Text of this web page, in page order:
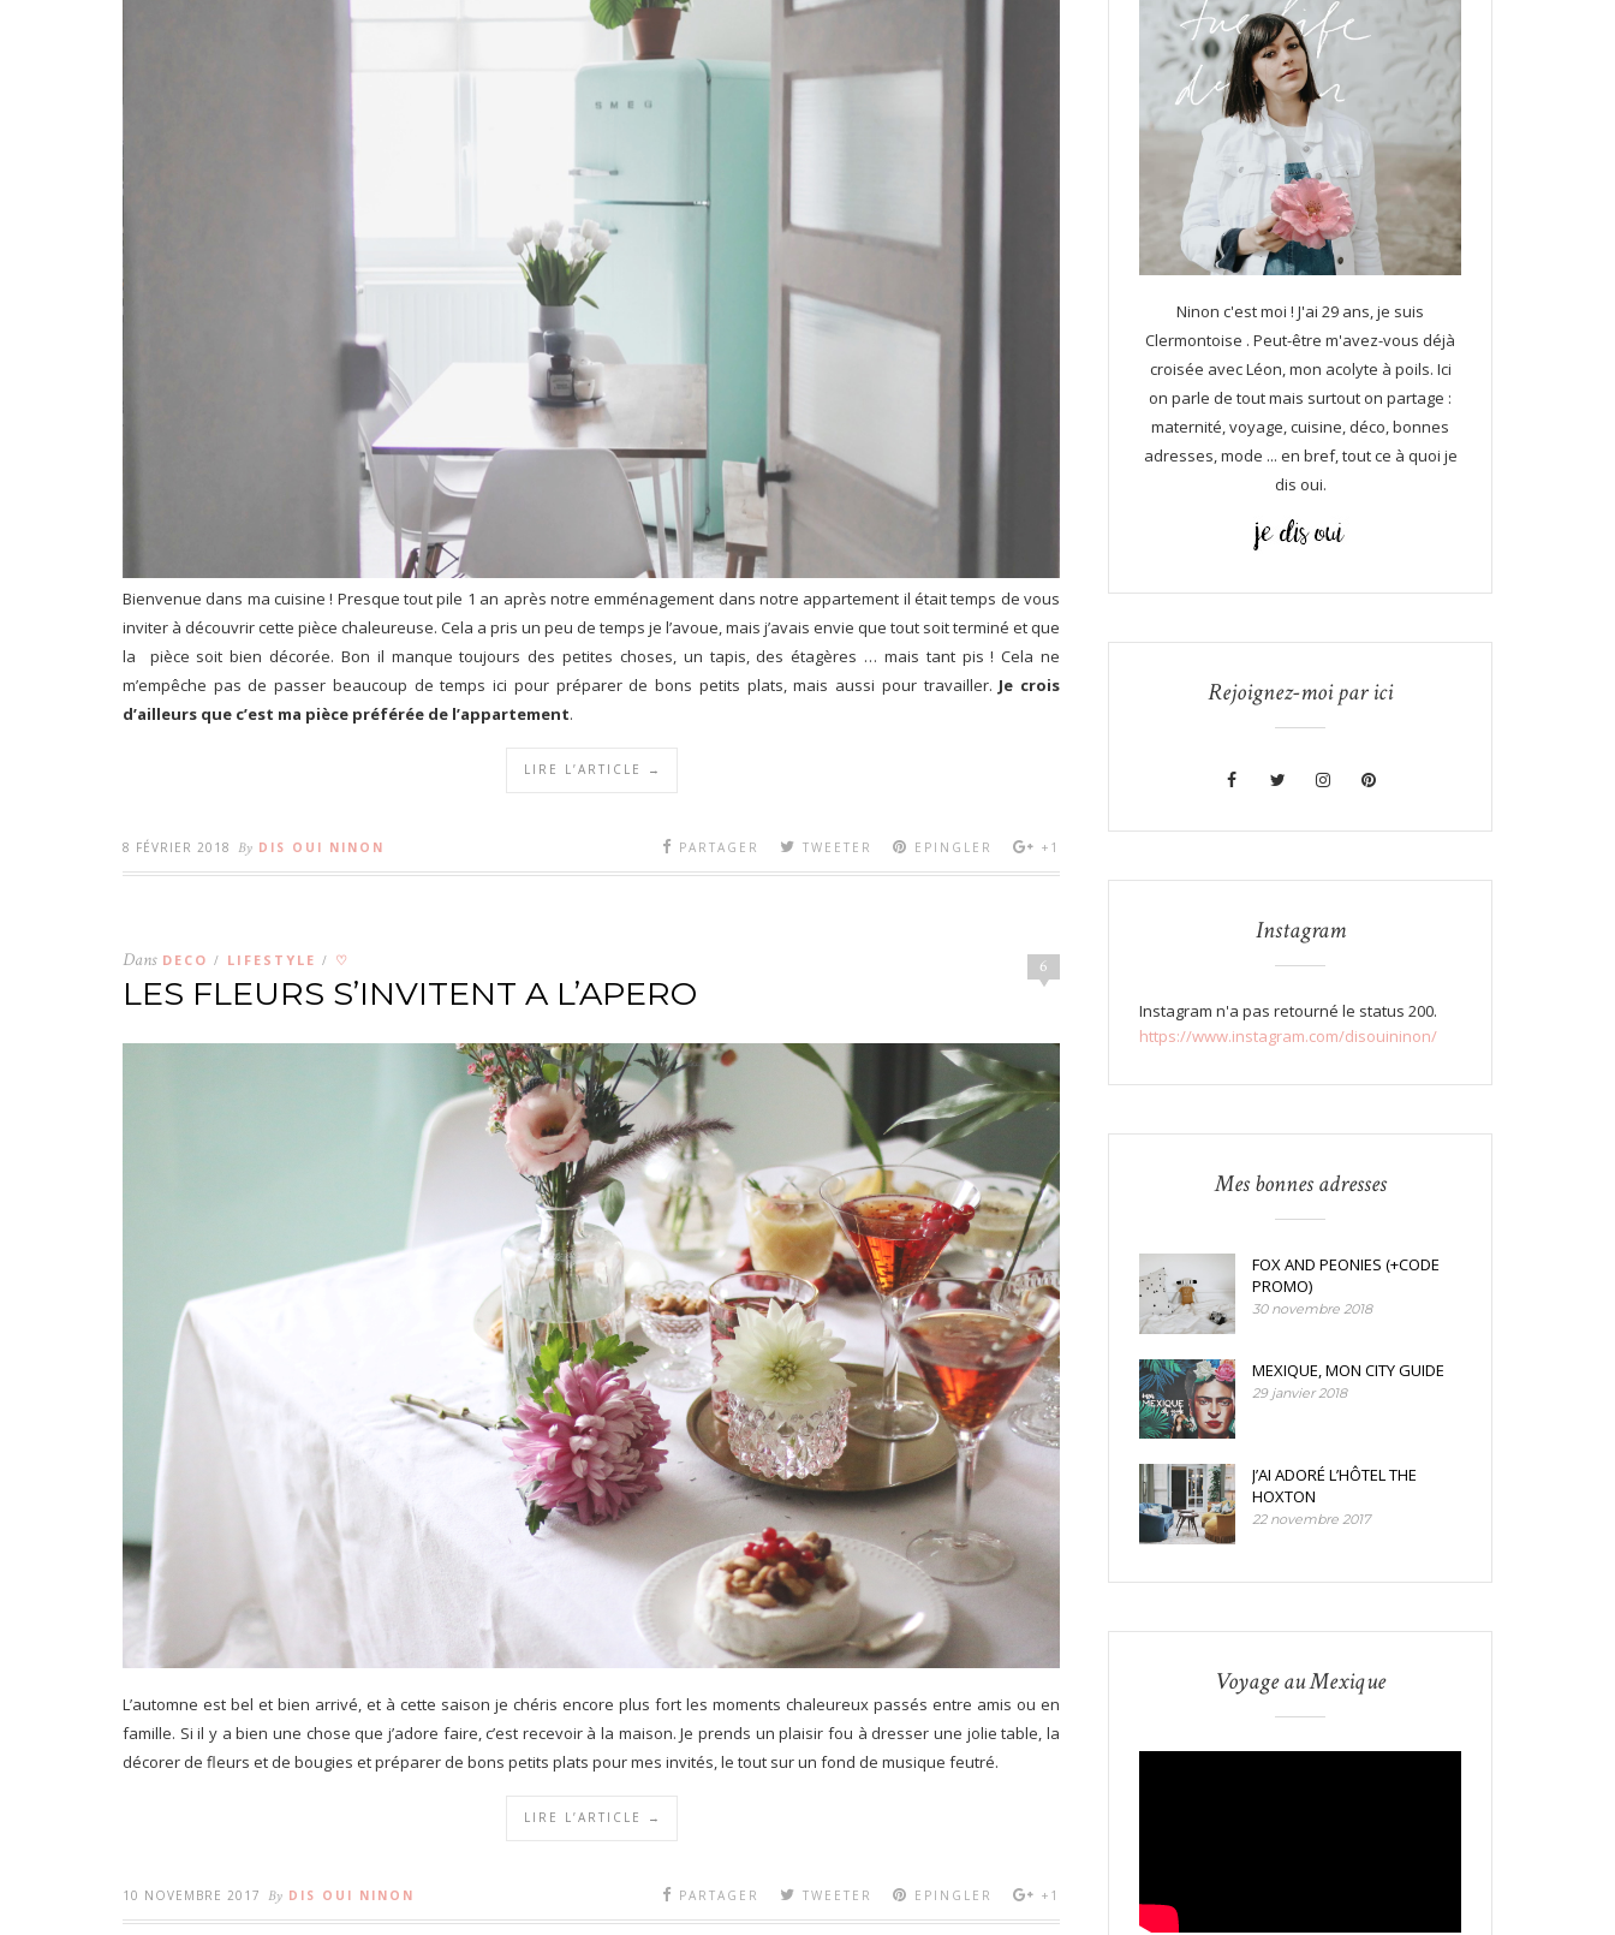
Bienvenue dans ma cuisine ! Presque tout pile 1 an après notre emménagement dans notre appartement il était temps de vous
inviter à découvrir cette pièce chaleureuse. Cela a pris un peu de temps je l’avoue, mais j’avais envie que tout soit terminé et que
la pièce soit bien décorée. Bon il manque toujours des petites choses, un tapis, des étagères … mais tant pis ! Cela ne
m’empêche pas de passer beaucoup de temps ici pour préparer de bons petits plats, mais aussi pour travailler. Je crois
d’ailleurs que c’est ma pièce préférée de l’appartement.
LIRE L’ARTICLE →
8 FÉVRIER 2018 By DIS OUI NINON PARTAGER TWEETER EPINGLER +1
6
Dans DECO / LIFESTYLE / ♡
LES FLEURS S’INVITENT A L’APERO
L’automne est bel et bien arrivé, et à cette saison je chéris encore plus fort les moments chaleureux passés entre amis ou en
famille. Si il y a bien une chose que j’adore faire, c’est recevoir à la maison. Je prends un plaisir fou à dresser une jolie table, la
décorer de fleurs et de bougies et préparer de bons petits plats pour mes invités, le tout sur un fond de musique feutré.
LIRE L’ARTICLE →
10 NOVEMBRE 2017 By DIS OUI NINON PARTAGER TWEETER EPINGLER +1
Ninon c'est moi ! J'ai 29 ans, je suis
Clermontoise . Peut-être m'avez-vous déjà
croisée avec Léon, mon acolyte à poils. Ici
on parle de tout mais surtout on partage :
maternité, voyage, cuisine, déco, bonnes
adresses, mode ... en bref, tout ce à quoi je
dis oui.
Rejoignez-moi par ici
Instagram
Instagram n'a pas retourné le status 200.
https://www.instagram.com/disouininon/
Mes bonnes adresses
FOX AND PEONIES (+CODE
PROMO)
30 novembre 2018
MEXIQUE, MON CITY GUIDE
29 janvier 2018
J’AI ADORÉ L’HÔTEL THE
HOXTON
22 novembre 2017
Voyage au Mexique